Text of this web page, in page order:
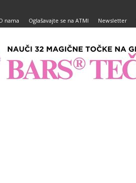
nama Oglašavajte se na ATMI Newsletter